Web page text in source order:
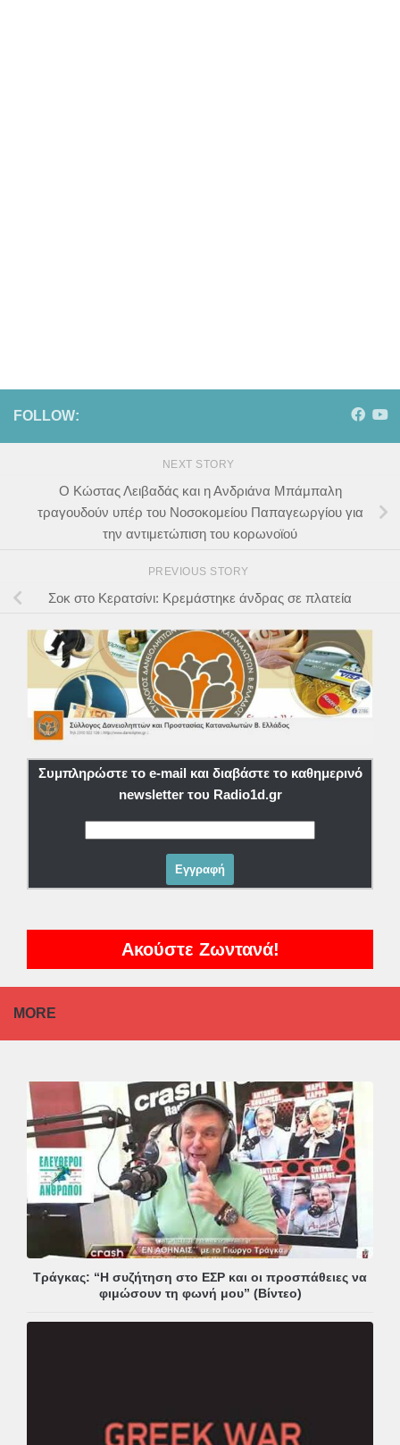
FOLLOW:
NEXT STORY
Ο Κώστας Λειβαδάς και η Ανδριάνα Μπάμπαλη
τραγουδούν υπέρ του Νοσοκομείου Παπαγεωργίου για
την αντιμετώπιση του κορωνοϊού
PREVIOUS STORY
Σοκ στο Κερατσίνι: Κρεμάστηκε άνδρας σε πλατεία
Συμπληρώστε το e-mail και διαβάστε το καθημερινό
newsletter του Radio1d.gr
Ακούστε Ζωντανά!
MORE
Τράγκας: “Η συζήτηση στο ΕΣΡ και οι προσπάθειες να
φιμώσουν τη φωνή μου” (Βίντεο)